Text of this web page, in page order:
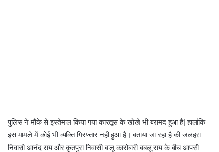
पुलिस ने मौके से इस्तेमाल किया गया कारतूस के खोखे भी बरामद हुआ है| हालांकि
इस मामले में कोई भी व्यक्ति गिरफ्तार नहीं हुआ है। बताया जा रहा है की जलहरा
निवासी आनंद राय और कृतपुरा निवासी बालू कारोबारी बबलू राय के बीच आपसी